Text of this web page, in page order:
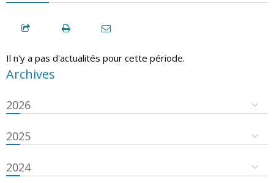
Il n'y a pas d'actualités pour cette période.
Archives
2026
2025
2024